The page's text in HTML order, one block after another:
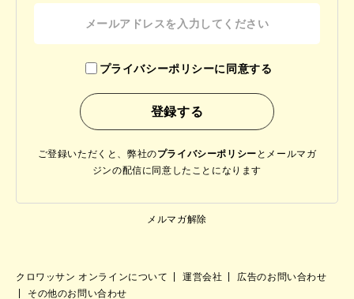
プライバシーポリシーに同意する
ご登録いただくと、弊社のプライバシーポリシー と メールマガ
ジンの配信に同意したことになります
メルマガ解除
クロワッサン オンラインについて 運営会社
広告のお問い合わせ
その他のお問い合わせ